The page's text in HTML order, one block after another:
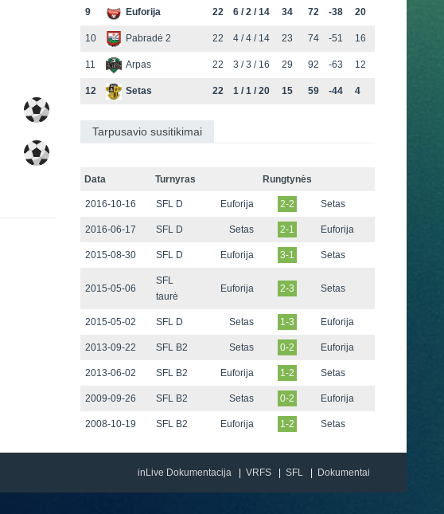
9 Euforija 22 6 / 2 / 14 34 72 -38 20
10 Pabradė 2 22 4 / 4 / 14 23 74 -51 16
11 Arpas 22 3 / 3 / 16 29 92 -63 12
12 Setas 22 1 / 1 / 20 15 59 -44 4
Tarpusavio susitikimai
Data Turnyras Rungtynės
2016-10-16 SFL D Euforija 2-2 Setas
2016-06-17 SFL D Setas 2-1 Euforija
2015-08-30 SFL D Euforija 3-1 Setas
2015-05-06
SFL
taurė
Euforija 2-3 Setas
2015-05-02 SFL D Setas 1-3 Euforija
2013-09-22 SFL B2 Setas 0-2 Euforija
2013-06-02 SFL B2 Euforija 1-2 Setas
2009-09-26 SFL B2 Setas 0-2 Euforija
2008-10-19 SFL B2 Euforija 1-2 Setas
inLive Dokumentacija VRFS SFL Dokumentai